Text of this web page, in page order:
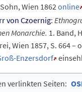
Wien 1862online
von Czoernig:
Monarchie. 1. Band,
Wien 1857, S. 664 –
Enzersdorf
verlinkten Seiten: